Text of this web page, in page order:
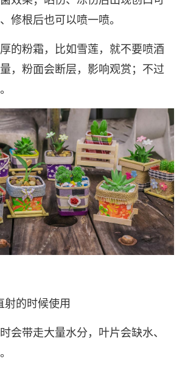
修根后也可以喷一喷。
的粉霜，比如雪莲，就不要喷酒
，粉面会断层，影响观赏；不过
射的时候使用
会带走大量水分，叶片会缺水、